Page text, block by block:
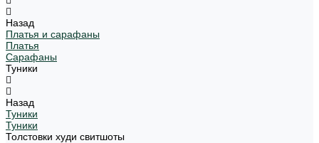
Назад
Платья и сарафаны
Платья
Сарафаны
Туники
Назад
Туники
Туники
Толстовки худи свитшоты